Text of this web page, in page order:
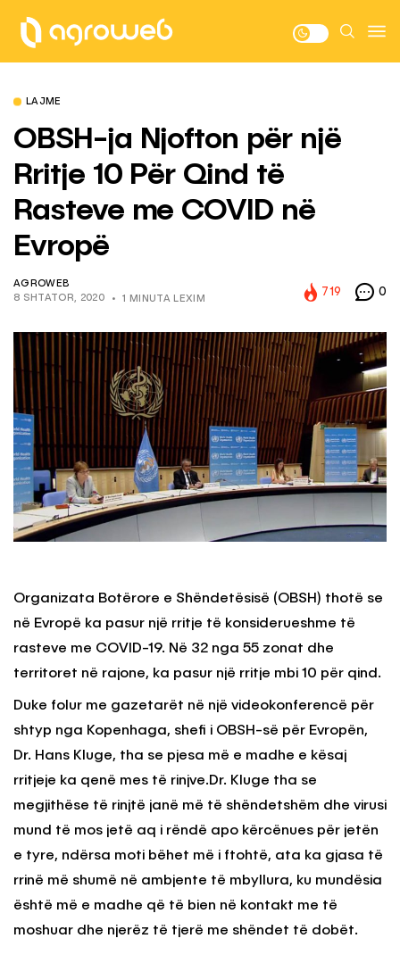
LAJME
OBSH-ja Njofton për një
Rritje 10 Për Qind të
Rasteve me COVID në
Evropë
AGROWEB
8 SHTATOR, 2020
1 MINUTA LEXIM
719 0
Organizata Botërore e Shëndetësisë (OBSH) thotë se
në Evropë ka pasur një rritje të konsiderueshme të
rasteve me COVID-19. Në 32 nga 55 zonat dhe
territoret në rajone, ka pasur një rritje mbi 10 për qind.
Duke folur me gazetarët në një videokonferencë për
shtyp nga Kopenhaga, shefi i OBSH-së për Evropën,
Dr. Hans Kluge, tha se pjesa më e madhe e kësaj
rritjeje ka qenë mes të rinjve.Dr. Kluge tha se
megjithëse të rinjtë janë më të shëndetshëm dhe virusi
mund të mos jetë aq i rëndë apo kërcënues për jetën
e tyre, ndërsa moti bëhet më i ftohtë, ata ka gjasa të
rrinë më shumë në ambjente të mbyllura, ku mundësia
është më e madhe që të bien në kontakt me të
moshuar dhe njerëz të tjerë me shëndet të dobët.